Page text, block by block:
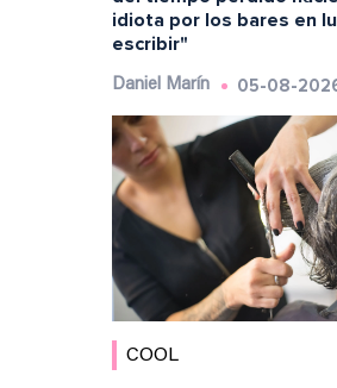
idiota por los bares en
escribir"
Daniel Marín 05-08-
COOL